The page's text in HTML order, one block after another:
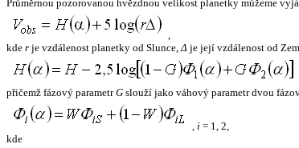
Průměrnou pozorovanou hvězdnou velikost planetky můžeme
,
kde r je vzdálenost planetky od Slunce,Δ je její vzdálenost od
přičemž fázový parametrG slouží jako váhový parametr dvou
, i = 1, 2,
kde